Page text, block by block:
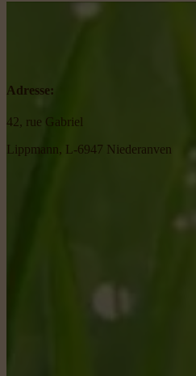
Adresse:
42, rue Gabriel
Lippmann, L-6947 Niederanven